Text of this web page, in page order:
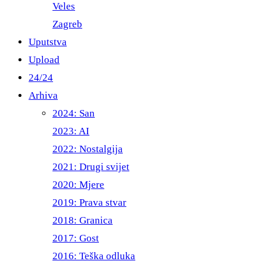
Veles
Zagreb
Uputstva
Upload
24/24
Arhiva
2024: San
2023: AI
2022: Nostalgija
2021: Drugi svijet
2020: Mjere
2019: Prava stvar
2018: Granica
2017: Gost
2016: Teška odluka